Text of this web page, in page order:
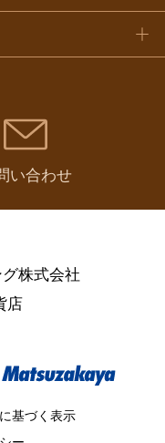
い合わせ
株式会社
店
基づく表示